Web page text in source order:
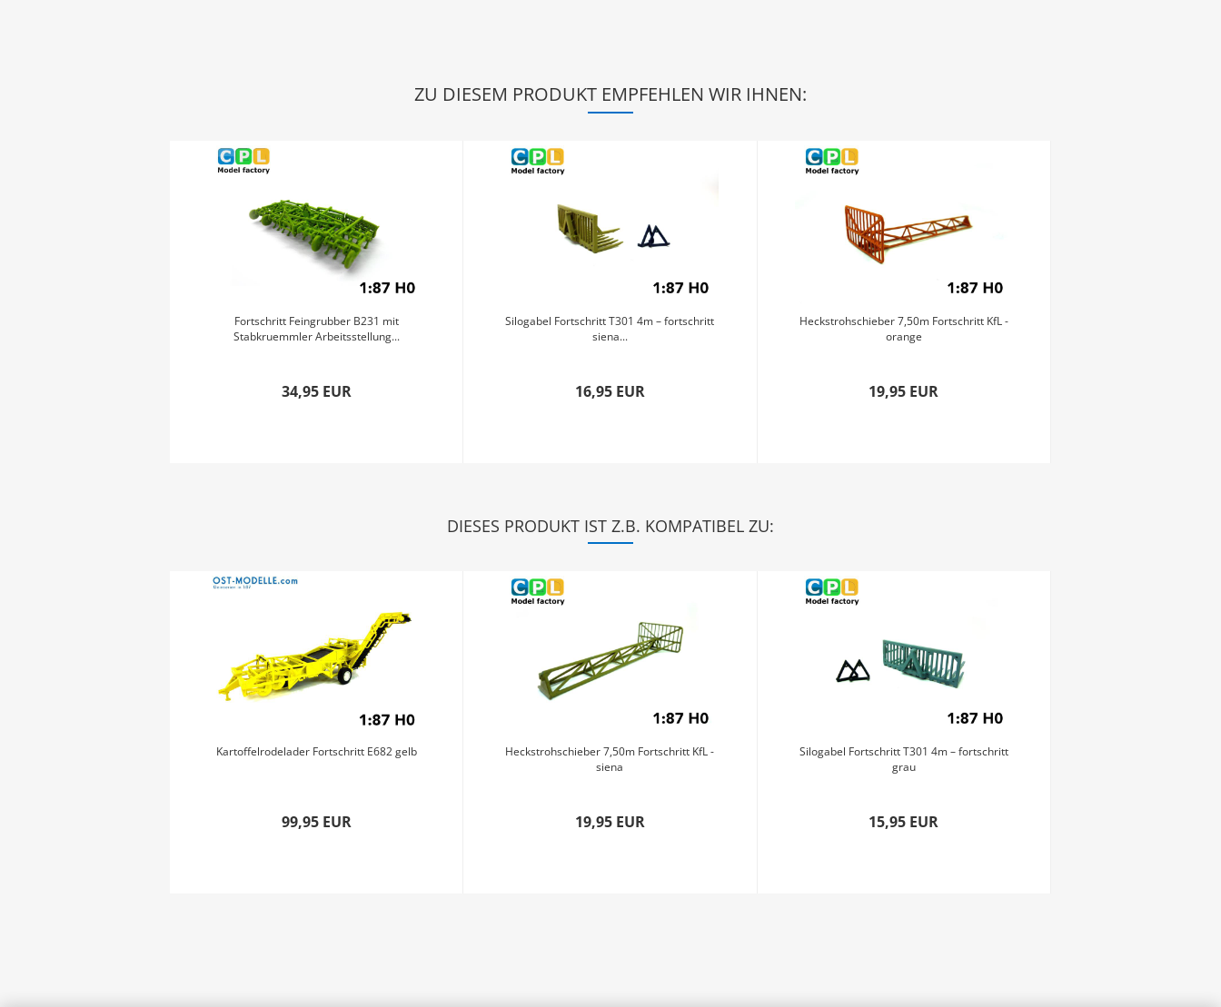
ZU DIESEM PRODUKT EMPFEHLEN WIR IHNEN:
Fortschritt Feingrubber B231 mit
Stabkruemmler Arbeitsstellung...
34,95 EUR
Silogabel Fortschritt T301 4m – fortschritt
siena...
16,95 EUR
Heckstrohschieber 7,50m Fortschritt KfL -
orange
19,95 EUR
DIESES PRODUKT IST Z.B. KOMPATIBEL ZU:
Kartoffelrodelader Fortschritt E682 gelb
99,95 EUR
Heckstrohschieber 7,50m Fortschritt KfL -
siena
19,95 EUR
Silogabel Fortschritt T301 4m – fortschritt
grau
15,95 EUR